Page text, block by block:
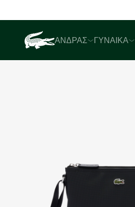
ΆΝΔΡΑΣ ΓΥΝΑΊΚΑ